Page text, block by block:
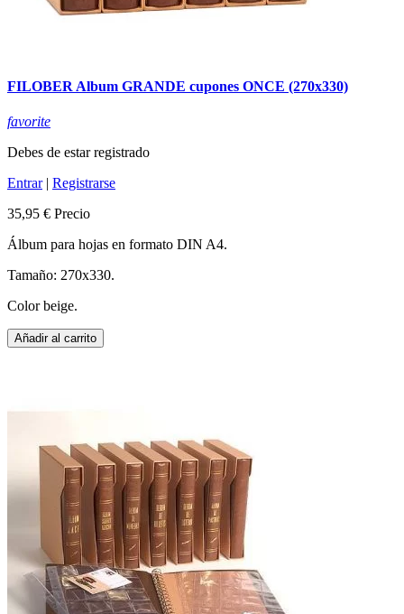
FILOBER Album GRANDE cupones ONCE (270x330)
favorite
Debes de estar registrado
Entrar| Registrarse
35,95 € Precio
Álbum para hojas en formato DIN A4.
Tamaño: 270x330.
Color beige.
Añadir al carrito